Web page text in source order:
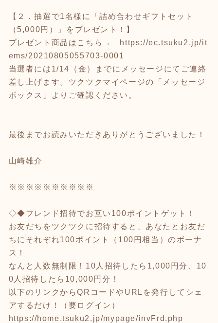
【２．抽選で1名様に「詰め合わせギフトセット
（5,000円）」をプレゼント！】
プレゼント商品はこちら→ https://ec.tsuku2.jp/it
ems/20210805055703-0001
当選者には1/14（金）までにメッセージにてご連絡
差し上げます。ツクツクマイページの「メッセージ
ボックス」よりご確認ください。
最後までお読みいただきありがとうございました！
山崎雄介
※※※※※※※※※※
◇◆フレンド招待でお互い100ポイントゲット！
お友だちをツクツクに招待すると、あなたとお友だ
ちにそれぞれ100ポイント（100円相当）のボーナ
ス！
なんと人数無制限！10人招待したら1,000円分、10
0人招待したら10,000円分！
以下のリンクからQRコードやURLを発行してシェ
アするだけ！（要ログイン）
https://home.tsuku2.jp/mypage/invFrd.php